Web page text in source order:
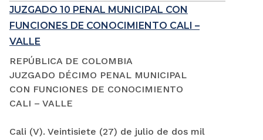
JUZGADO 10 PENAL MUNICIPAL CON
FUNCIONES DE CONOCIMIENTO CALI –
VALLE
REPÚBLICA DE COLOMBIA
JUZGADO DÉCIMO PENAL MUNICIPAL
CON FUNCIONES DE CONOCIMIENTO
CALI – VALLE
Cali (V). Veintisiete (27) de julio de dos mil